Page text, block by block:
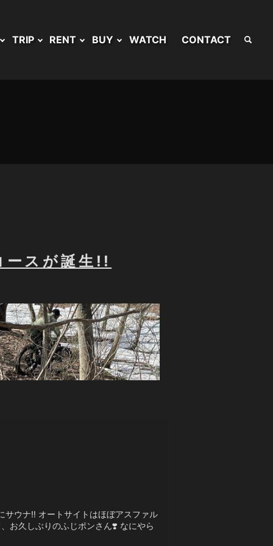
TRIP RENT BUY WATCH CONTACT
スが誕生!!
サウナ‼️ オートサイトはほぼアスファル
お久しぶりのふじポンさん❣️ なにやら